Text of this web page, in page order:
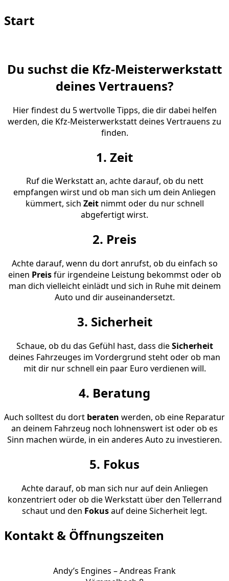
Start
Du suchst die Kfz-Meisterwerkstatt
deines Vertrauens?
Hier findest du 5 wertvolle Tipps, die dir dabei helfen
werden, die Kfz-Meisterwerkstatt deines Vertrauens zu
finden.
1. Zeit
Ruf die Werkstatt an, achte darauf, ob du nett
empfangen wirst und ob man sich um dein Anliegen
kümmert, sich Zeitnimmt oder du nur schnell
abgefertigt wirst.
2. Preis
Achte darauf, wenn du dort anrufst, ob du einfach so
einen Preisfür irgendeine Leistung bekommst oder ob
man dich vielleicht einlädt und sich in Ruhe mit deinem
Auto und dir auseinandersetzt.
3. Sicherheit
Schaue, ob du das Gefühl hast, dass dieSicherheit
deines Fahrzeuges im Vordergrund steht oder ob man
mit dir nur schnell ein paar Euro verdienen will.
4. Beratung
Auch solltest du dort beraten werden, ob eine Reparatur
an deinem Fahrzeug noch lohnenswert ist oder ob es
Sinn machen würde, in ein anderes Auto zu investieren.
5. Fokus
Achte darauf, ob man sich nur auf dein Anliegen
konzentriert oder ob die Werkstatt über den Tellerrand
schaut und den Fokusauf deine Sicherheit legt.
Kontakt & Öffnungszeiten
Andy’s Engines – Andreas Frank